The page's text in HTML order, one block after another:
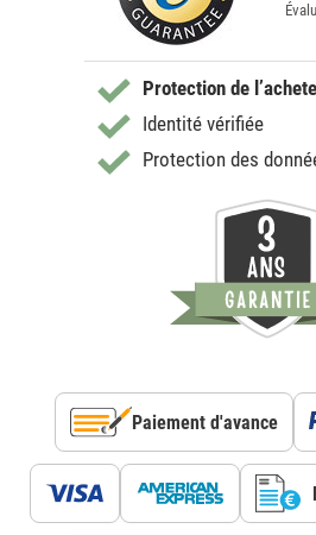
Protection de
Identité vérifiée
Protection des
Paiement d'avance